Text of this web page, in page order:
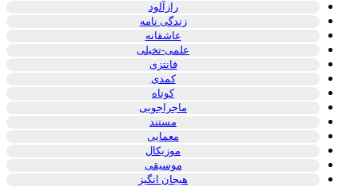
رازآلود
زندگی نامه
عاشقانه
علمی-تخیلی
فانتزی
کمدی
کوتاه
ماجراجویی
مستند
معمایی
موزیکال
موسیقی
هیجان انگیز